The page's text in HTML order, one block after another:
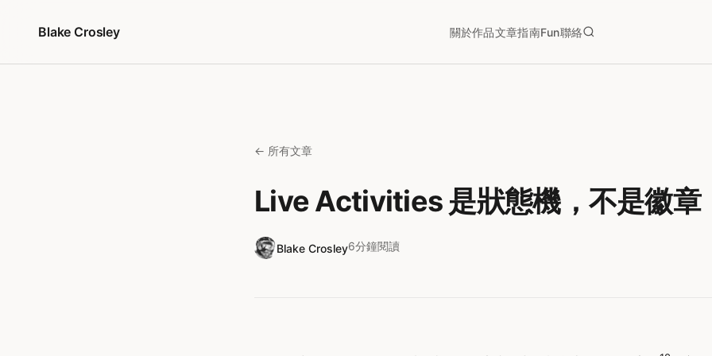
Blake Crosley
關於作品文章指南Fun聯絡
← 所有文章
Live Activities 是狀態機，不是徽章
Blake Crosley6分鐘閱讀